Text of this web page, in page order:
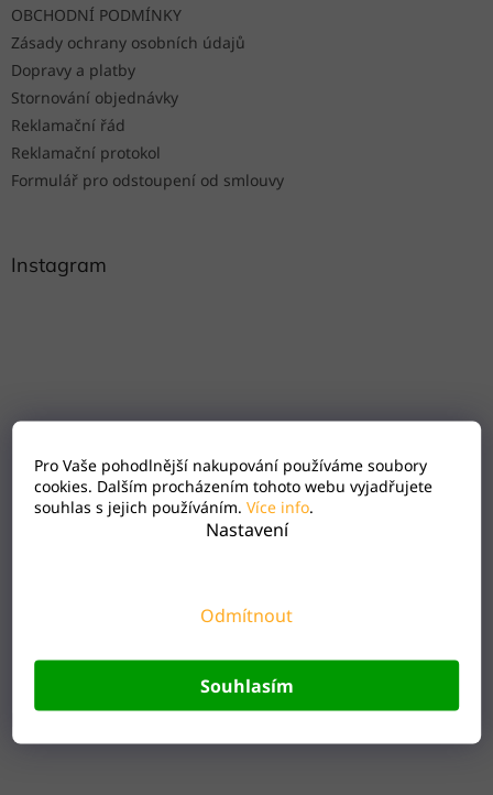
Pro Vaše pohodlnější nakupování používáme soubory
cookies. Dalším procházením tohoto webu vyjadřujete
souhlas s jejich používáním. Více info.
Nastavení
Odmítnout
Souhlasím
OBCHODNÍ PODMÍNKY
Zásady ochrany osobních údajů
Dopravy a platby
Stornování objednávky
Reklamační řád
Reklamační protokol
Formulář pro odstoupení od smlouvy
Instagram
Sledovat na Instagramu
Facebook